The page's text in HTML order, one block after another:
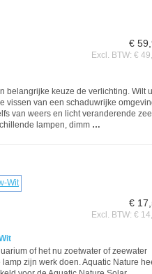
€
Excl. BTW: €
belangrijke keuze de verlichting. Wilt u
vissen van een schaduwrijke
van weers en licht veranderende zee
lampen, dimm …
€
Excl. BTW: €
of het nu zoetwater of zeewater
zijn werk doen. Aquatic Nature